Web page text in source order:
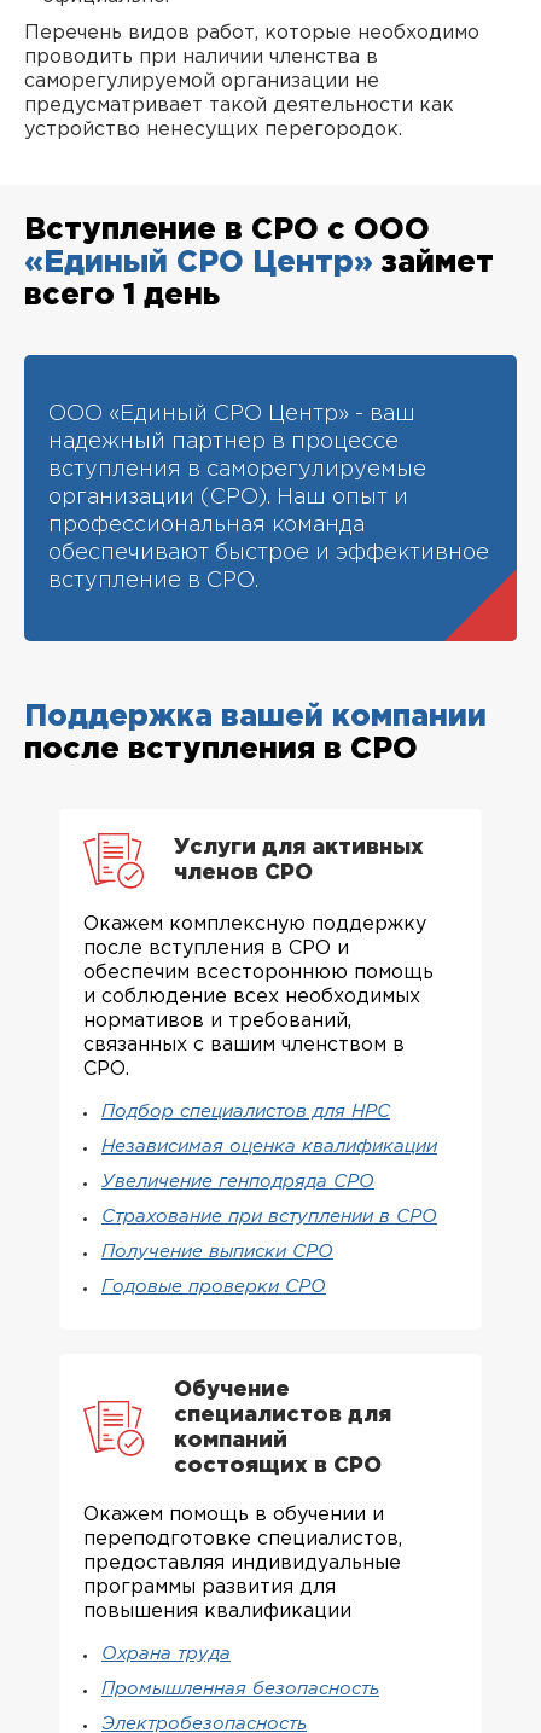
Перечень видов работ, которые необходимо
проводить при наличии членства в
саморегулируемой организации не
предусматривает такой деятельности как
устройство ненесущих перегородок.
Вступление в СРО с ООО
«Единый СРО Центр» займет
всего 1 день
ООО «Единый СРО Центр» - ваш
надежный партнер в процессе
вступления в саморегулируемые
организации (СРО). Наш опыт и
профессиональная команда
обеспечивают быстрое и эффективное
вступление в СРО.
Поддержка вашей компании
после вступления в СРО
Услуги для активных
членов СРО
Окажем комплексную поддержку
после вступления в СРО и
обеспечим всестороннюю помощь
и соблюдение всех необходимых
нормативов и требований,
связанных с вашим членством в
СРО.
Подбор специалистов для НРС
Независимая оценка квалификации
Увеличение генподряда СРО
Страхование при вступлении в СРО
Получение выписки СРО
Годовые проверки СРО
Обучение
специалистов для
компаний
состоящих в СРО
Окажем помощь в обучении и
переподготовке специалистов,
предоставляя индивидуальные
программы развития для
повышения квалификации
Охрана труда
Промышленная безопасность
Электробезопасность